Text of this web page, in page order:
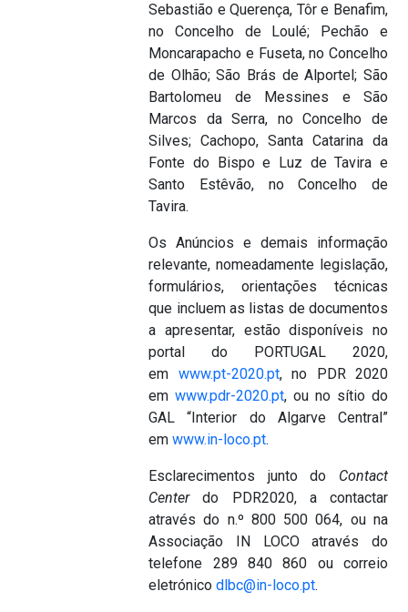
Sebastião e Querença, Tôr e Benafim,
no Concelho de Loulé; Pechão e
Moncarapacho e Fuseta, no Concelho
de Olhão; São Brás de Alportel; São
Bartolomeu de Messines e São
Marcos da Serra, no Concelho de
Silves; Cachopo, Santa Catarina da
Fonte do Bispo e Luz de Tavira e
Santo Estêvão, no Concelho de
Tavira.
Os Anúncios e demais informação
relevante, nomeadamente legislação,
formulários, orientações técnicas
que incluem as listas de documentos
a apresentar, estão disponíveis no
portal do PORTUGAL 2020,
em www.pt-2020.pt, no PDR 2020
emwww.pdr-2020.pt, ou no sítio do
GAL “Interior do Algarve Central”
emwww.in-loco.pt.
Esclarecimentos junto do Contact
Centerdo PDR2020, a contactar
através do n.º 800 500 064, ou na
Associação IN LOCO através do
telefone 289 840 860 ou correio
eletrónicodlbc@in-loco.pt.